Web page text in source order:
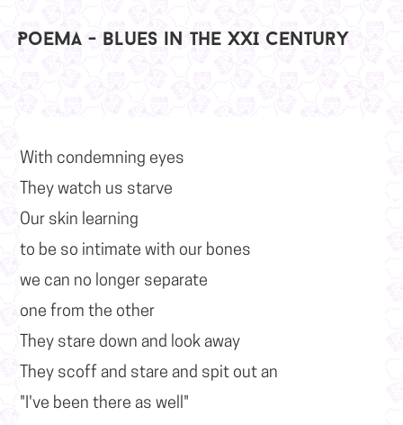
Poema - Blues in the XXI Century
With condemning eyes
They watch us starve
Our skin learning
to be so intimate with our bones
we can no longer separate
one from the other
They stare down and look away
They scoff and stare and spit out an
"I've been there as well"